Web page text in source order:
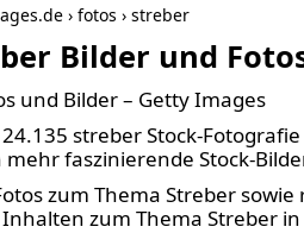
› fotos › streber
Bilder und
und Bilder – Getty Images
streber Stock-
faszinierende Stock-
zum Thema Streber
zum Thema Streber